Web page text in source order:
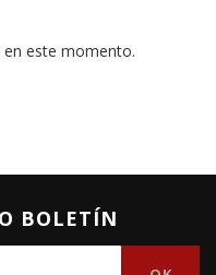
en este momento.
BOLETÍN